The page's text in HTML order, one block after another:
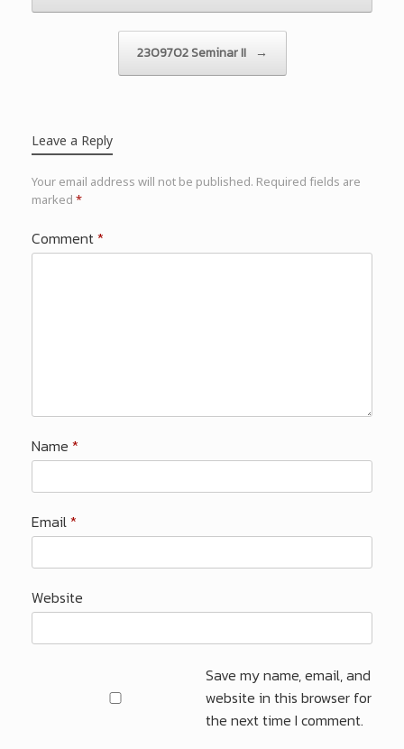
2309702 Seminar II →
Leave a Reply
Your email address will not be published. Required fields are
marked *
Comment*
Name *
Email*
Website
Save my name, email, and
website in this browser for
the next time I comment.